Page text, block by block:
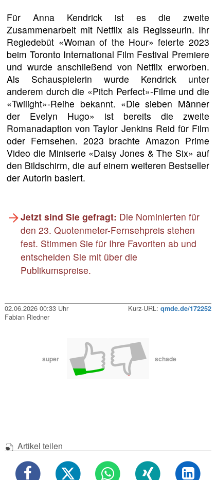
Für Anna Kendrick ist es die zweite
Zusammenarbeit mit Netflix als Regisseurin. Ihr
Regiedebüt «Woman of the Hour» feierte 2023
beim Toronto International Film Festival Premiere
und wurde anschließend von Netflix erworben.
Als Schauspielerin wurde Kendrick unter
anderem durch die «Pitch Perfect»-Filme und die
«Twilight»-Reihe bekannt. «Die sieben Männer
der Evelyn Hugo» ist bereits die zweite
Romanadaption von Taylor Jenkins Reid für Film
oder Fernsehen. 2023 brachte Amazon Prime
Video die Miniserie «Daisy Jones & The Six» auf
den Bildschirm, die auf einem weiteren Bestseller
der Autorin basiert.
Jetzt sind Sie gefragt: Die Nominierten für
den 23. Quotenmeter-Fernsehpreis stehen
fest. Stimmen Sie für Ihre Favoriten ab und
entscheiden Sie mit über die
Publikumspreise.
02.06.2026 00:33 Uhr Kurz-URL: qmde.de/172252
Fabian Riedner
super schade
Artikel teilen